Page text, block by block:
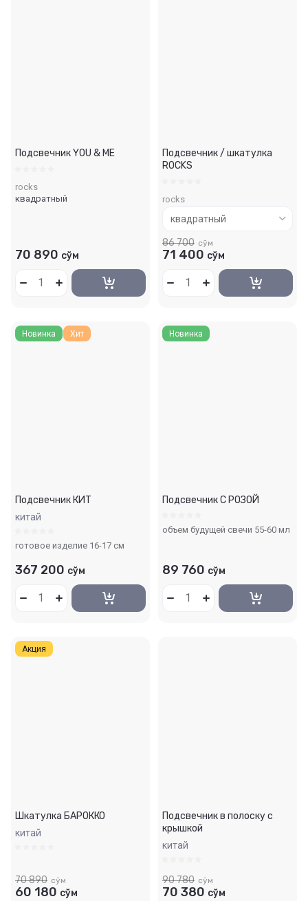
Подсвечник YOU & ME
rocks
квадратный
70 890 сўм
Подсвечник / шкатулка
ROCKS
rocks
86 700 сўм
71 400 сўм
Новинка Хит
Подсвечник КИТ
китай
готовое изделие 16-17 см
367 200 сўм
Новинка
Подсвечник С РОЗОЙ
объем будущей свечи 55-60 мл
89 760 сўм
Акция
Шкатулка БАРОККО
китай
70 890 сўм
60 180 сўм
Подсвечник в полоску с
крышкой
китай
90 780 сўм
70 380 сўм